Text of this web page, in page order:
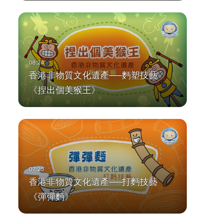
香港非物質文化遺產──麪塑技藝
《捏出個美猴王》
香港非物質文化遺產──打麪技藝
《彈彈麪》